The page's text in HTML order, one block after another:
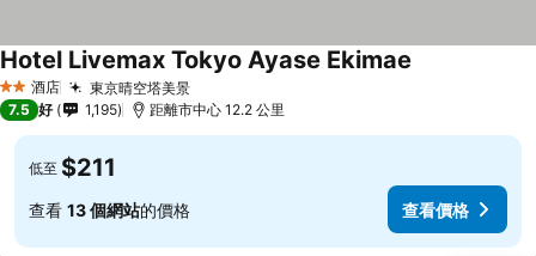
2 星級酒店 東京晴空塔美景
Hotel Livemax Tokyo Ayase Ekimae
7.5 好 1,195 距離市中心 12.2 公里
低至 $211
查看 13 個網站的價格 查看價格